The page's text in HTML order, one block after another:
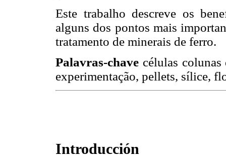
Este trabalho descreve os
alguns dos pontos mais
tratamento de minerais de ferro.
Palavras-chave células
experimentação, pellets, sílice,
Introducción